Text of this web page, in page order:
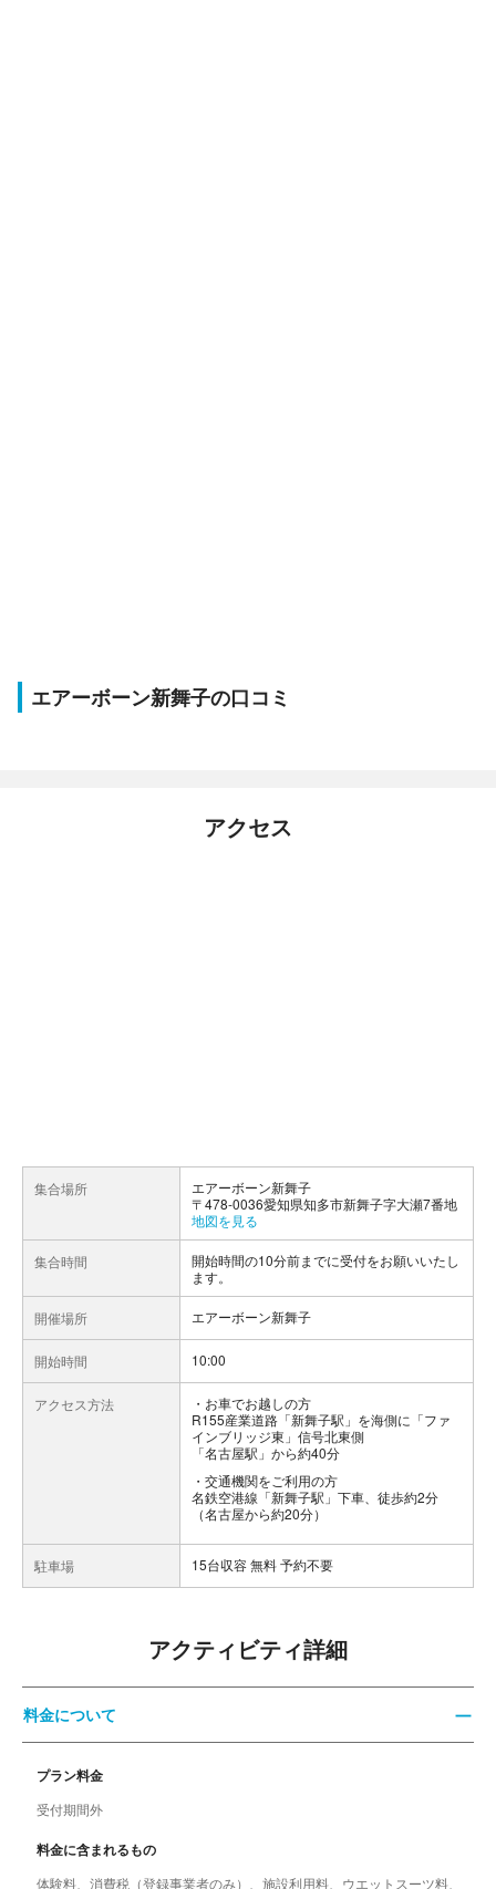
エアーボーン新舞子の口コミ
アクセス
集合場所
エアーボーン新舞子
〒478-0036愛知県知多市新舞子字大瀬7番地
地図を見る
集合時間
開始時間の10分前までに受付をお願いいたし
ます。
開催場所 エアーボーン新舞子
開始時間 10:00
アクセス方法
お車でお越しの方
R155産業道路「新舞子駅」を海側に「ファ
インブリッジ東」信号北東側
「名古屋駅」から約40分
交通機関をご利用の方
名鉄空港線「新舞子駅」下車、徒歩約2分
（名古屋から約20分）
駐車場 15台収容 無料 予約不要
アクティビティ詳細
料金について
プラン料金
受付期間外
料金に含まれるもの
体験料、消費税（登録事業者のみ）、施設利用料、ウエットスーツ料、